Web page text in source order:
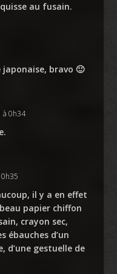
au fusain.
bravo 🙂
à 0h34
il y a en effet
papier chiffon
crayon sec,
ébauches d’un
d’une gestuelle de